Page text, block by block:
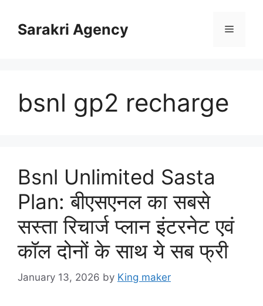
contentSarakri Agency Menu
bsnl gp2 recharge
Bsnl Unlimited Sasta
Plan: बीएसएनल का सबसे
सस्ता रिचार्ज प्लान इंटरनेट एवं
कॉल दोनों के साथ ये सब फ्री
January 13, 2026 by King maker